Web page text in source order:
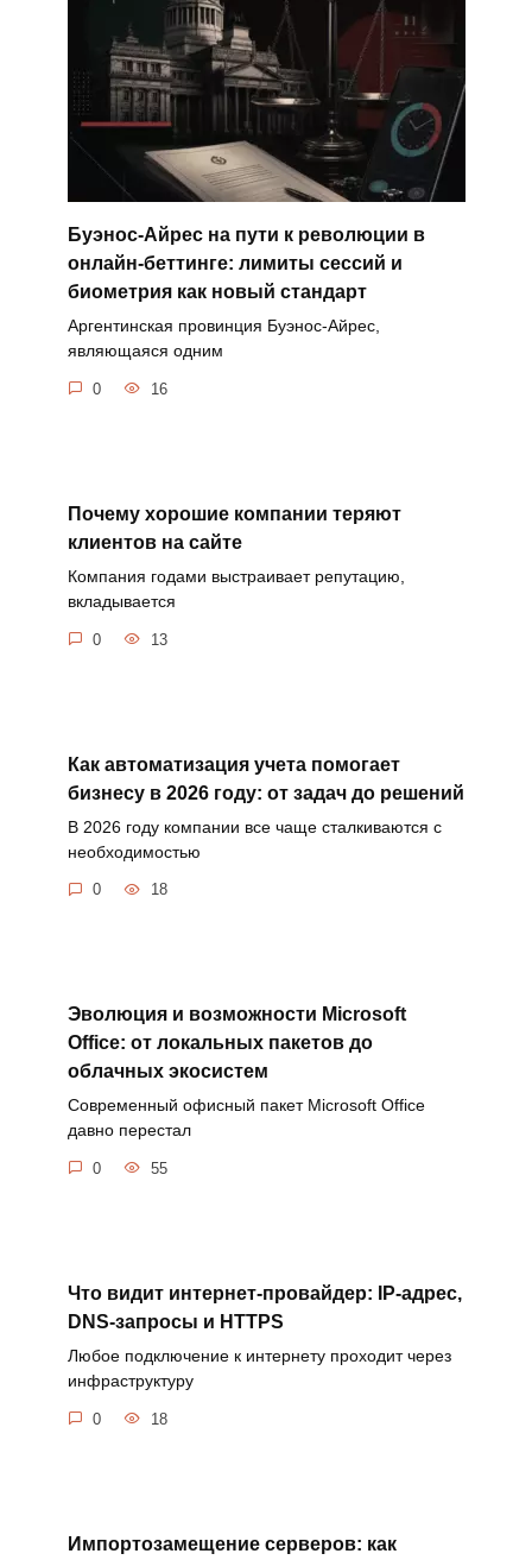
Буэнос-Айрес на пути к революции в
онлайн-беттинге: лимиты сессий и
биометрия как новый стандарт
Аргентинская провинция Буэнос-Айрес,
являющаяся одним
0 16
Почему хорошие компании теряют
клиентов на сайте
Компания годами выстраивает репутацию,
вкладывается
0 13
Как автоматизация учета помогает
бизнесу в 2026 году: от задач до решений
В 2026 году компании все чаще сталкиваются с
необходимостью
0 18
Эволюция и возможности Microsoft
Office: от локальных пакетов до
облачных экосистем
Современный офисный пакет Microsoft Office
давно перестал
0 55
Что видит интернет-провайдер: IP-адрес,
DNS-запросы и HTTPS
Любое подключение к интернету проходит через
инфраструктуру
0 18
Импортозамещение серверов: как